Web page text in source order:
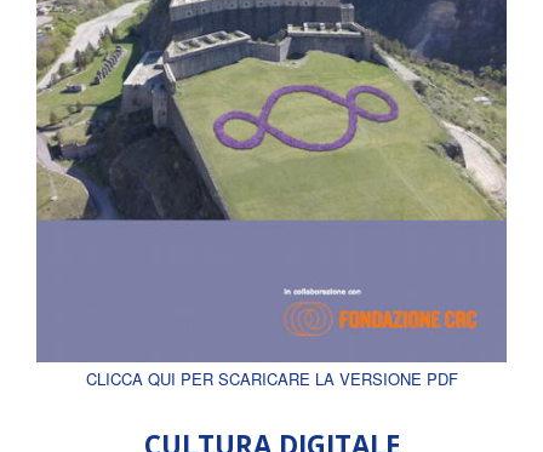
CLICCA QUI PER SCARICARE LA VERSIONE PDF